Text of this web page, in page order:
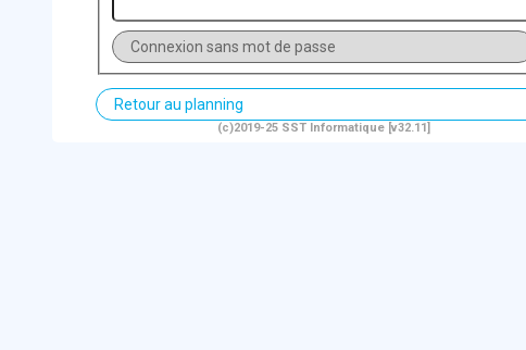
Connexion sans mot de passe
Retour au planning
(c)2019-25 SST Informatique [v32.11]